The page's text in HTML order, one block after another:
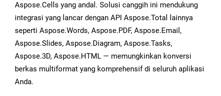
Aspose.Cells yang andal. Solusi canggih ini mendukung
integrasi yang lancar dengan API Aspose.Total lainnya
seperti Aspose.Words, Aspose.PDF, Aspose.Email,
Aspose.Slides, Aspose.Diagram, Aspose.Tasks,
Aspose.3D, Aspose.HTML — memungkinkan konversi
berkas multiformat yang komprehensif di seluruh aplikasi
Anda.